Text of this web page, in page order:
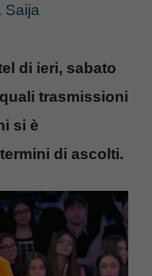
Saija
di ieri, sabato
trasmissioni
si è
di ascolti.